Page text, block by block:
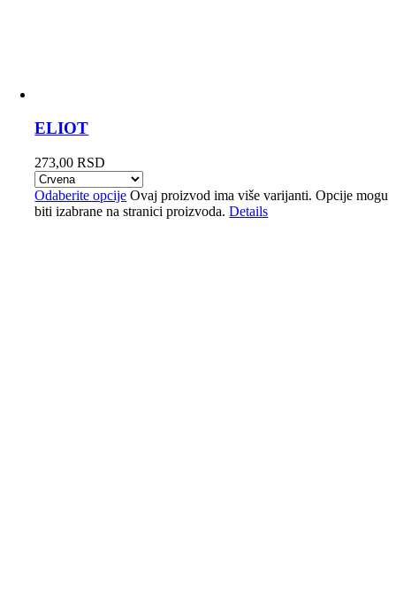
ELIOT
273,00RSD
Odaberite opcije Ovaj proizvod ima više varijanti. Opcije mogu
biti izabrane na stranici proizvoda.Details